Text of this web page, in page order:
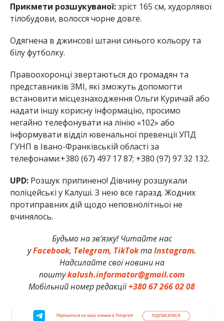
Прикмети розшукуваної:зріст 165 см, худорлявої
тілобудови, волосся чорне довге.
Одягнена в джинсові штани синього кольору та
білу футболку.
Правоохоронці звертаються до громадян та
представників ЗМІ, які зможуть допомогти
встановити місцезнаходження Ольги Куричай або
надати іншу корисну інформацію, просимо
негайно телефонувати на лінію «102» або
інформувати відділ ювенальної превенції УПД
ГУНП в Івано-Франківській області за
телефонами:+380 (67) 497 17 87; +380 (97) 97 32 132.
UPD:Розшук припинено! Дівчину розшукали
поліцейські у Калуші. З нею все гаразд. Жодних
протиправних дій щодо неповнолітньої не
вчинялось.
Будьмо на зв’язку! Читайте нас
уFacebook, Telegram, TikTokтаInstagram.
Надсилайте свої новини на
поштуkalush.informator@gmail.com
Мобільний номер редакції+380 67 266 02 08